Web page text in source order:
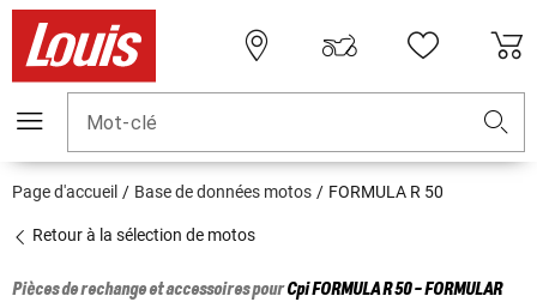
Mot-clé
Page d'accueil Base de données motos FORMULA R 50
Retour à la sélection de motos
Pièces de rechange et accessoires pourCpiFORMULA R 50 - FORMULAR